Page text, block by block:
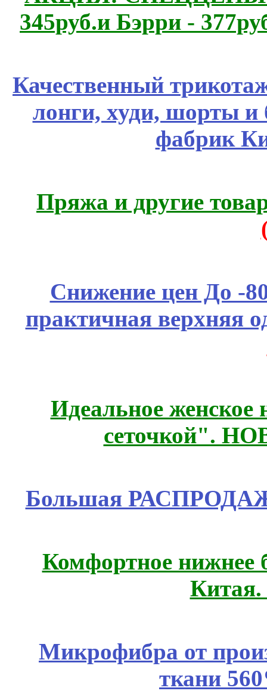
345руб.и Бэрри -
Качественный
лонги, худи, шорты
фабрик
Пряжа и другие
Снижение цен До -
практичная верхняя
Идеальное женское
сеточкой".
Большая
Комфортное нижнее
Микрофибра от
ткани